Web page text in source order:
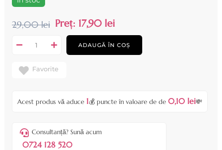
29,00 lei Preț: 17,90 lei
ADAUGĂ ÎN COȘ
Favorite
Acest produs vă aduce 1💰 puncte în valoare de de 0,10 lei💸
Consultanță? Sună acum
0724 128 520